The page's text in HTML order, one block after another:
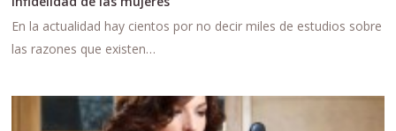
En la actualidad hay cientos por no decir miles de estudios sobre
las razones que existen…